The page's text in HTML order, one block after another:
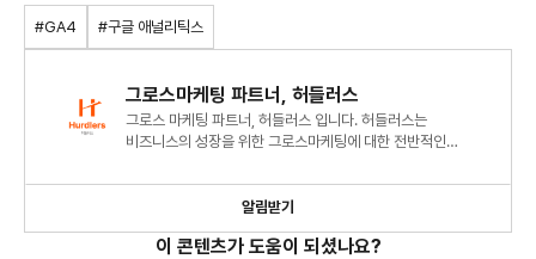
#GA4 #구글 애널리틱스
그로스마케팅 파트너, 허들러스
그로스 마케팅 파트너, 허들러스 입니다. 허들러스는
비즈니스의 성장을 위한 그로스마케팅에 대한 전반적인
집단입니다.
알림받기
이 콘텐츠가 도움이 되셨나요?